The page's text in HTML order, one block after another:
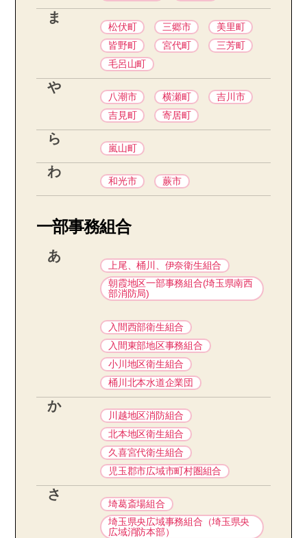
ま
松伏町 三郷市
美里町
皆野町
宮代町
三芳町
毛呂山町
や
八潮市 横瀬町
吉川市
吉見町
寄居町
ら
嵐山町
わ
和光市 蕨市
一部事務組合
あ
上尾、桶川、伊奈衛生組合
朝霞地区一部事務組合(埼玉県南西
部消防局)
入間西部衛生組合
入間東部地区事務組合
小川地区衛生組合
桶川北本水道企業団
か
川越地区消防組合
北本地区衛生組合
久喜宮代衛生組合
児玉郡市広域市町村圏組合
さ
埼葛斎場組合
埼玉県央広域事務組合（埼玉県央
広域消防本部）